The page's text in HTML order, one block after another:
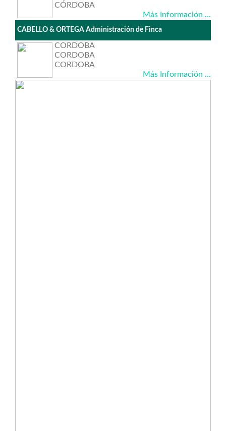
CÓRDOBA
Más Información ...
CABELLO & ORTEGA Administración de Finca
CORDOBA
CORDOBA
CORDOBA
Más Información ...